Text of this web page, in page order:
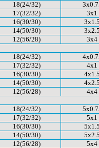
18(24/32)
17(32/32)
3x1
16(30/30)
14(50/30)
12(56/28)
3x4
18(24/32)
17(32/32)
4x1
16(30/30)
14(50/30)
12(56/28)
4x4
18(24/32)
17(32/32)
5x1
16(30/30)
14(50/30)
12(56/28)
5x4